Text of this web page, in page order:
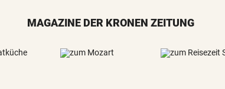
MAGAZINE DER KRONEN ZEITUNG